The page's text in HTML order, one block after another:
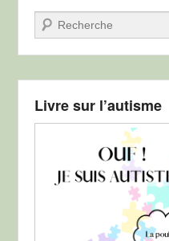
Recherche
Livre sur l’autisme